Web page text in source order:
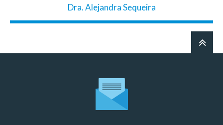
Dra. Alejandra Sequeira